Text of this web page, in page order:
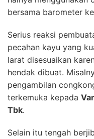
bersama barometer
Serius reaksi
pecahan kayu yang
larat disesuaikan
hendak dibuat.
pengambilan
terkemuka kepada
Tbk.
Selain itu tengah